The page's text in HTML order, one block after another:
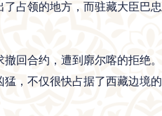
占领的地方，而驻藏大臣巴忠
回合约，遭到廓尔喀的拒绝。
，不仅很快占据了西藏边境的